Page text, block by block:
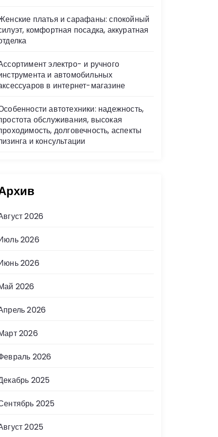
платья и сарафаны: спокойный
комфортная посадка, аккуратная
электро- и ручного
и автомобильных
в интернет-магазине
автотехники: надежность,
обслуживания, высокая
долговечность, аспекты
и консультации
2026
2026
2026
2026
2026
2026
2026
2025
2025
2025